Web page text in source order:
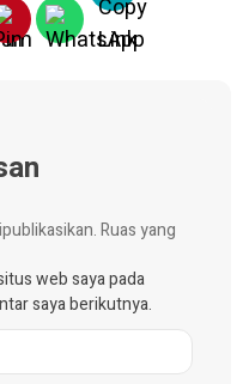
Ruas yang
web saya pada
saya berikutnya.